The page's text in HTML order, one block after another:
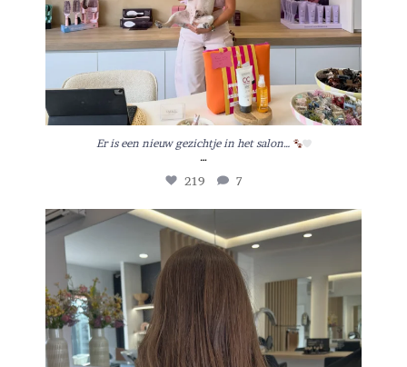
Er is een nieuw gezichtje in het salon…
…
219
7
Natural brunette vibes
23
3